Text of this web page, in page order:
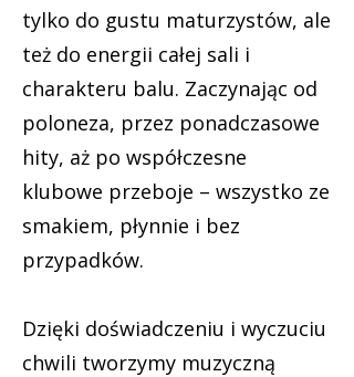
tylko do gustu maturzystów, ale
też do energii całej sali i
charakteru balu. Zaczynając od
poloneza, przez ponadczasowe
hity, aż po współczesne
klubowe przeboje – wszystko ze
smakiem, płynnie i bez
przypadków.
Dzięki doświadczeniu i wyczuciu
chwili tworzymy muzyczną